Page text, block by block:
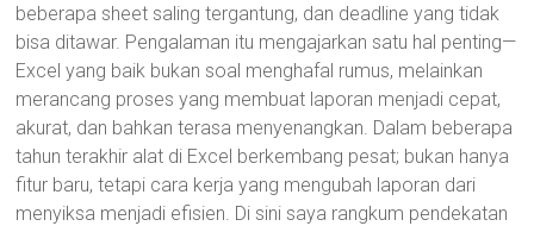
beberapa sheet saling tergantung, dan deadline yang tidak
bisa ditawar. Pengalaman itu mengajarkan satu hal penting—
Excel yang baik bukan soal menghafal rumus, melainkan
merancang proses yang membuat laporan menjadi cepat,
akurat, dan bahkan terasa menyenangkan. Dalam beberapa
tahun terakhir alat di Excel berkembang pesat; bukan hanya
fitur baru, tetapi cara kerja yang mengubah laporan dari
menyiksa menjadi efisien. Di sini saya rangkum pendekatan